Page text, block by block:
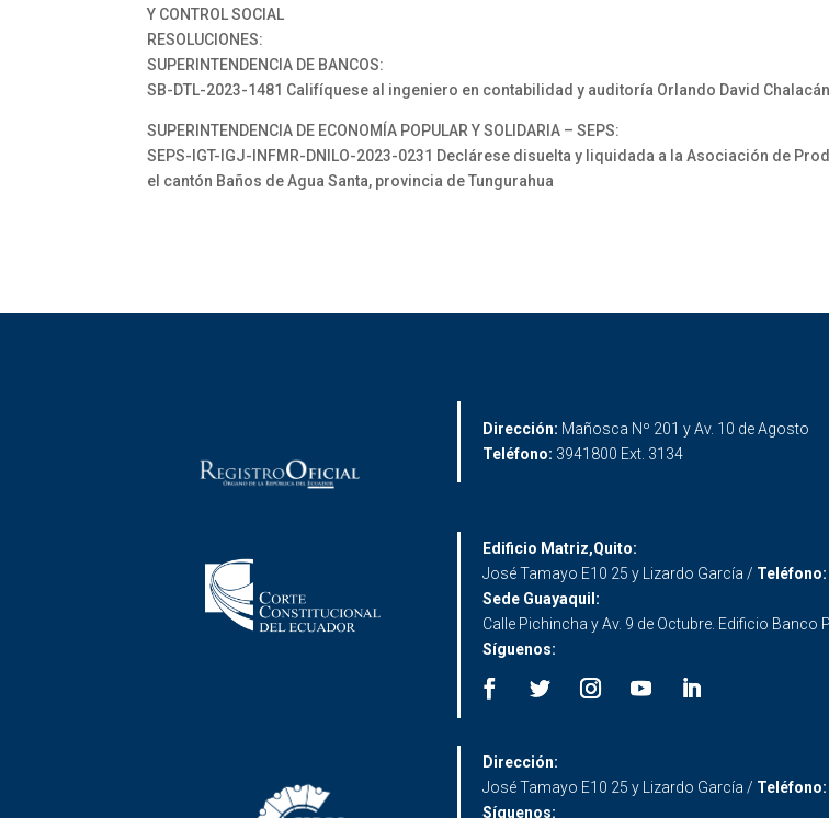
Y CONTROL SOCIAL
RESOLUCIONES:
SUPERINTENDENCIA DE BANCOS:
SB-DTL-2023-1481 Califíquese al ingeniero en contabilidad y auditoría Orlando David
SUPERINTENDENCIA DE ECONOMÍA POPULAR Y SOLIDARIA – SEPS:
SEPS-IGT-IGJ-INFMR-DNILO-2023-0231 Declárese disuelta y liquidada a la Asociación de
el cantón Baños de Agua Santa, provincia de Tungurahua
Dirección: Mañosca Nº 201 y Av. 10 de Agosto
Teléfono: 3941800 Ext. 3134
Edificio Matriz,Quito:
José Tamayo E10 25 y Lizardo García / Teléfono:
Sede Guayaquil:
Calle Pichincha y Av. 9 de Octubre. Edificio Banco
Síguenos:
Dirección:
José Tamayo E10 25 y Lizardo García / Teléfono:
Síguenos: